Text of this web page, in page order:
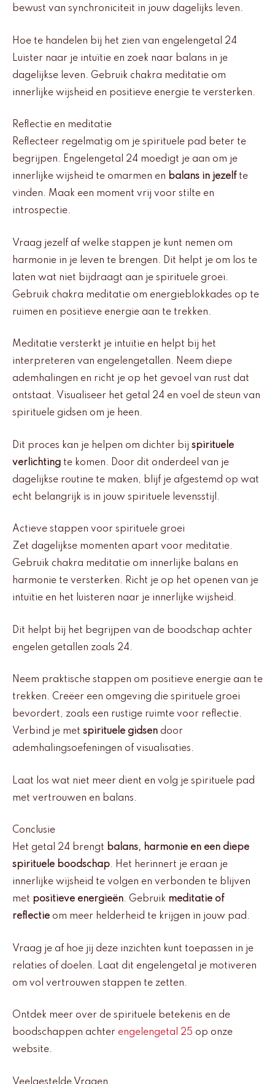
bewust van synchroniciteit in jouw dagelijks leven.
Hoe te handelen bij het zien van engelengetal 24
Luister naar je intuïtie en zoek naar balans in je
dagelijkse leven. Gebruik chakra meditatie om
innerlijke wijsheid en positieve energie te versterken.
Reflectie en meditatie
Reflecteer regelmatig om je spirituele pad beter te
begrijpen. Engelengetal 24 moedigt je aan om je
innerlijke wijsheid te omarmen en balans in jezelfte
vinden. Maak een moment vrij voor stilte en
introspectie.
Vraag jezelf af welke stappen je kunt nemen om
harmonie in je leven te brengen. Dit helpt je om los te
laten wat niet bijdraagt aan je spirituele groei.
Gebruik chakra meditatie om energieblokkades op te
ruimen en positieve energie aan te trekken.
Meditatie versterkt je intuïtie en helpt bij het
interpreteren van engelengetallen. Neem diepe
ademhalingen en richt je op het gevoel van rust dat
ontstaat. Visualiseer het getal 24 en voel de steun van
spirituele gidsen om je heen.
Dit proces kan je helpen om dichter bij spirituele
verlichting te komen. Door dit onderdeel van je
dagelijkse routine te maken, blijf je afgestemd op wat
echt belangrijk is in jouw spirituele levensstijl.
Actieve stappen voor spirituele groei
Zet dagelijkse momenten apart voor meditatie.
Gebruik chakra meditatie om innerlijke balans en
harmonie te versterken. Richt je op het openen van je
intuïtie en het luisteren naar je innerlijke wijsheid.
Dit helpt bij het begrijpen van de boodschap achter
engelen getallen zoals 24.
Neem praktische stappen om positieve energie aan te
trekken. Creëer een omgeving die spirituele groei
bevordert, zoals een rustige ruimte voor reflectie.
Verbind je met spirituele gidsen door
ademhalingsoefeningen of visualisaties.
Laat los wat niet meer dient en volg je spirituele pad
met vertrouwen en balans.
Conclusie
Het getal 24 brengt balans, harmonie en een diepe
spirituele boodschap. Het herinnert je eraan je
innerlijke wijsheid te volgen en verbonden te blijven
met positieve energieën. Gebruik meditatie of
reflectie om meer helderheid te krijgen in jouw pad.
Vraag je af hoe jij deze inzichten kunt toepassen in je
relaties of doelen. Laat dit engelengetal je motiveren
om vol vertrouwen stappen te zetten.
Ontdek meer over de spirituele betekenis en de
boodschappen achter engelengetal 25 op onze
website.
Veelgestelde Vragen